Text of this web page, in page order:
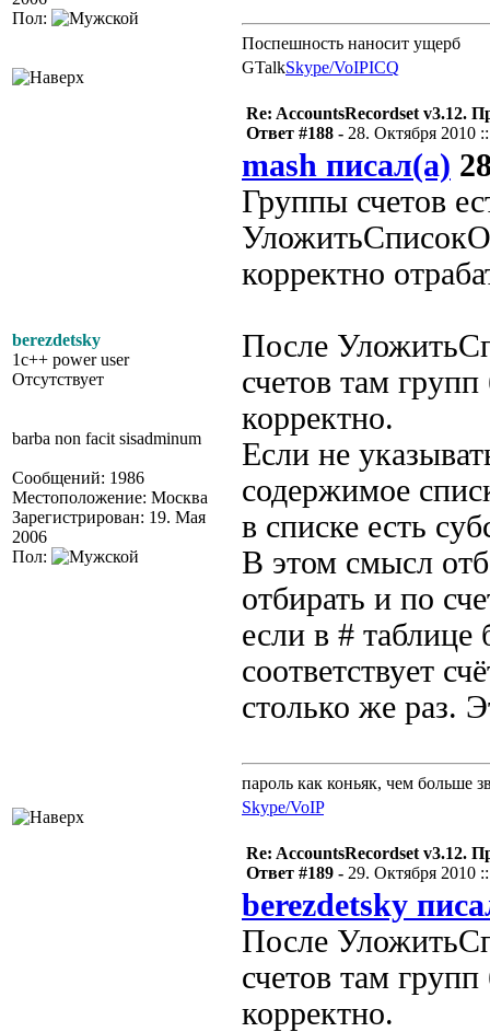
Пол:
Поспешность наносит ущерб
GTalkSkype/VoIPICQ
berezdetsky
1c++ power user
Отсутствует
barba non facit sisadminum
Сообщений: 1986
Местоположение: Москва
Зарегистрирован: 19. Мая
2006
Пол:
Re: AccountsRecordset v3.12.
Ответ #188 - 28. Октября 2010
mash писал(а)
Группы счетов
корректно
После
счетов там
корректно.
Если не
содержимое
в списке есть
В этом смысл
отбирать и по
если в # таблице
соответствует
столько же раз.
пароль как коньяк, чем больше
Skype/VoIP
Re: AccountsRecordset v3.12.
Ответ #189 - 29. Октября 2010
berezdetsky
После
счетов там
корректно.